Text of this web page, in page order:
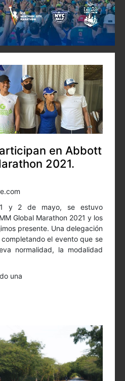
en Abbott
2021.
y 2 de mayo, se estuvo
Global Marathon 2021 y los
presente. Una delegación
el evento que se
normalidad, la modalidad
una